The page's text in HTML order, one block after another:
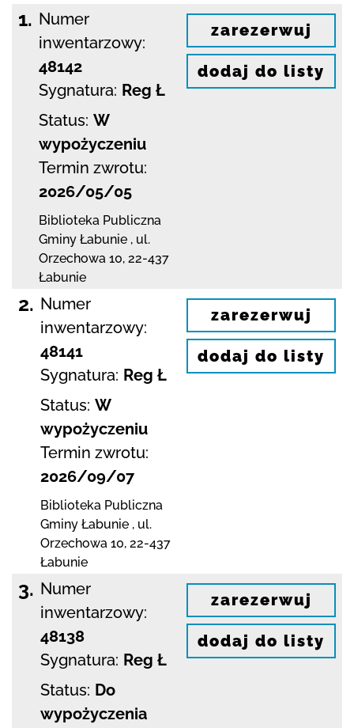
1. Numer
inwentarzowy:
48142
Sygnatura: Reg Ł
Status: W
wypożyczeniu
Termin zwrotu:
2026/05/05
Biblioteka Publiczna
Gminy Łabunie , ul.
Orzechowa 10, 22-437
Łabunie
zarezerwuj
dodaj do listy
2. Numer
inwentarzowy:
48141
Sygnatura: Reg Ł
Status: W
wypożyczeniu
Termin zwrotu:
2026/09/07
Biblioteka Publiczna
Gminy Łabunie , ul.
Orzechowa 10, 22-437
Łabunie
zarezerwuj
dodaj do listy
3. Numer
inwentarzowy:
48138
Sygnatura: Reg Ł
Status: Do
wypożyczenia
zarezerwuj
dodaj do listy